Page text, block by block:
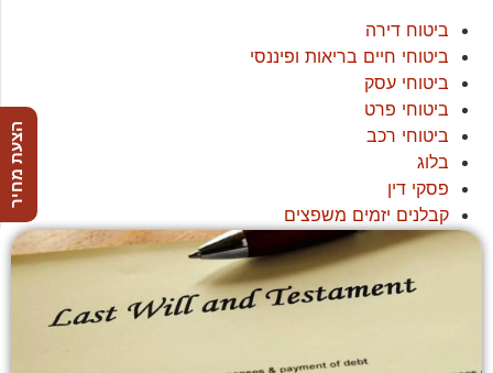
ביטוח דירה
ביטוחי חיים בריאות ופיננסי
ביטוחי עסק
ביטוחי פרט
ביטוחי רכב
בלוג
פסקי דין
קבלנים יזמים משפצים
הצעת מחיר